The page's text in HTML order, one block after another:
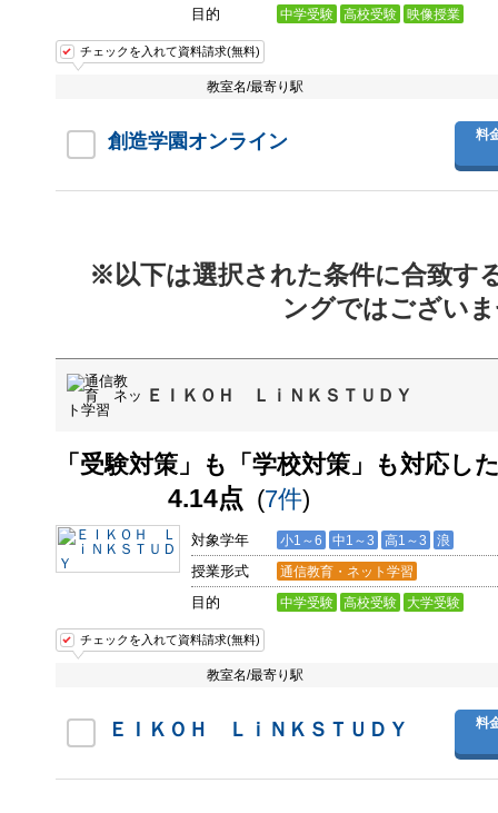
目的 中学受験 高校受験 映像授業
チェックを入れて資料請求(無料)
教室名/最寄り駅
創造学園オンライン
料
※以下は選択された条件に合致す
ングではござい
ＥＩＫＯＨ ＬｉＮＫＳＴＵＤＹ
「受験対策」も「学校対策」も対応し
4.14点 (7件)
対象学年 小1～6 中1～3 高1～3 浪
授業形式 通信教育・ネット学習
目的 中学受験 高校受験 大学受験
チェックを入れて資料請求(無料)
教室名/最寄り駅
ＥＩＫＯＨ ＬｉＮＫＳＴＵＤＹ
料